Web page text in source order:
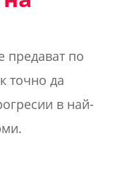
предават по
точно да
в най-